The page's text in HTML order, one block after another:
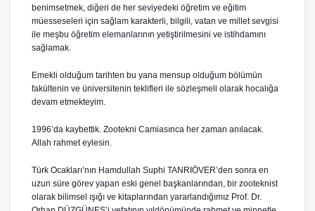
benimsetmek, diğeri de her seviyedeki öğretim ve eğitim
müesseseleri için sağlam karakterli, bilgili, vatan ve millet sevgisi
ile meşbu öğretim elemanlarının yetiştirilmesini ve istihdamını
sağlamak.
Emekli olduğum tarihten bu yana mensup olduğum bölümün
fakültenin ve üniversitenin teklifleri ile sözleşmeli olarak hocalığa
devam etmekteyim.
1996’da kaybettik. Zootekni Camiasınca her zaman anılacak.
Allah rahmet eylesin.
Türk Ocakları’nın Hamdullah Suphi TANRIÖVER’den sonra en
uzun süre görev yapan eski genel başkanlarından, bir zooteknist
olarak bilimsel ışığı ve kitaplarından yararlandığımız Prof. Dr.